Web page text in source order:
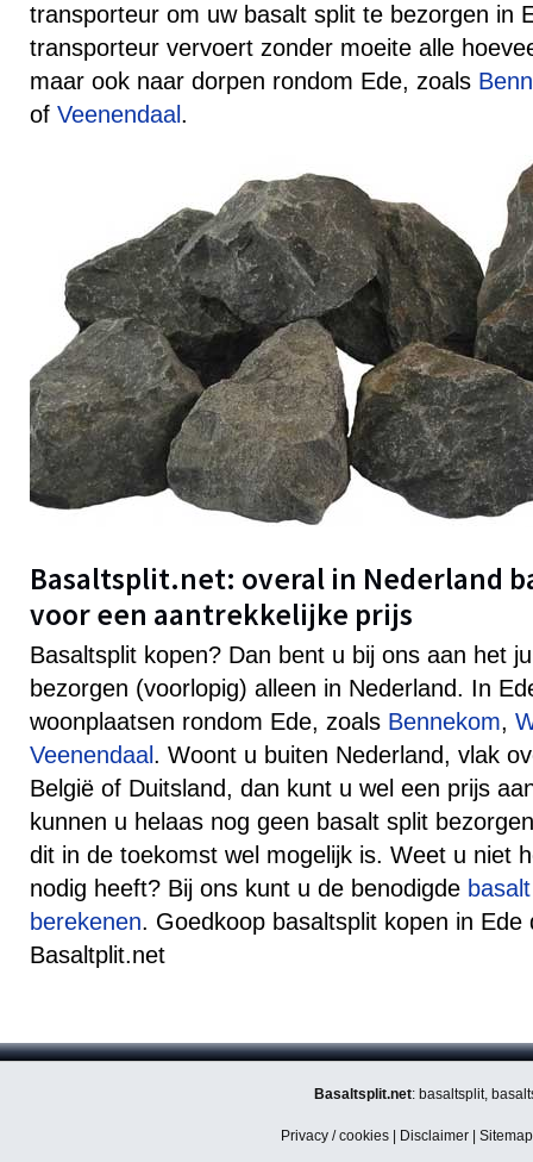
transporteur om uw basalt split te bezorgen in
transporteur vervoert zonder moeite alle
maar ook naar dorpen rondom Ede, zoals
of Veenendaal .
Basaltsplit.net: overal in Nederland
voor een aantrekkelijke prijs
Basaltsplit kopen? Dan bent u bij ons aan het
bezorgen (voorlopig) alleen in Nederland. In
woonplaatsen rondom Ede, zoals Bennekom,
Veenendaal . Woont u buiten Nederland, vlak
België of Duitsland, dan kunt u wel een prijs
kunnen u helaas nog geen basalt split
dit in de toekomst wel mogelijk is. Weet u niet
nodig heeft? Bij ons kunt u de benodigde
berekenen. Goedkoop basaltsplit kopen in Ede
Basaltplit.net
Basaltsplit.net: basaltsplit,
Privacy / cookies Disclaimer Sitemap